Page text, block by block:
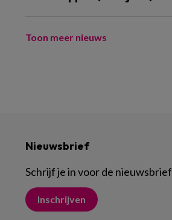
Toon meer nieuws
Nieuwsbrief
Schrijf je in voor de nieuwsbrief
Inschrijven